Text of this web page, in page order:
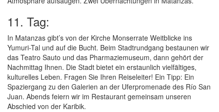
11. Tag:
In Matanzas gibt’s von der Kirche Monserrate Weitblicke ins
Yumuri-Tal und auf die Bucht. Beim Stadtrundgang bestaunen wir
das Teatro Sauto und das Pharmaziemuseum, dann gehört der
Nachmittag Ihnen. Die Stadt bietet ein erstaunlich vielfältiges,
kulturelles Leben. Fragen Sie Ihren Reiseleiter! Ein Tipp: Ein
Spaziergang zu den Galerien an der Uferpromenade des Río San
Juan. Abends feiern wir im Restaurant gemeinsam unseren
Abschied von der Karibik.